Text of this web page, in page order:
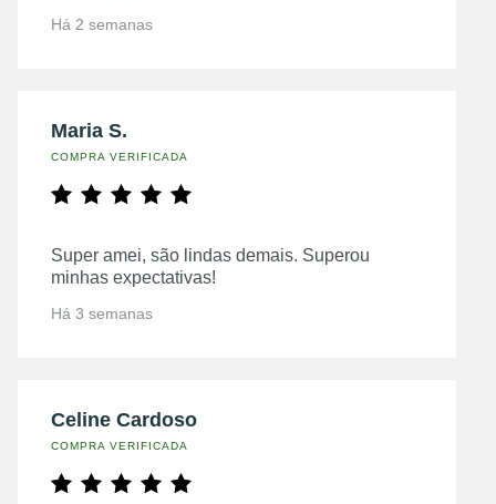
Há 2 semanas
Maria S.
COMPRA VERIFICADA
Super amei, são lindas demais. Superou
minhas expectativas!
Há 3 semanas
Celine Cardoso
COMPRA VERIFICADA